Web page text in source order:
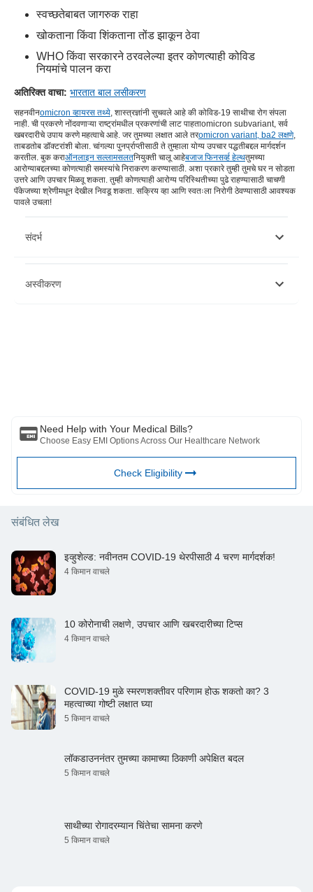
स्वच्छतेबाबत जागरुक राहा
खोकताना किंवा शिंकताना तोंड झाकून ठेवा
WHO किंवा सरकारने ठरवलेल्या इतर कोणत्याही कोविड
नियमांचे पालन करा
अतिरिक्त वाचा: भारतात बाल लसीकरण
सहनवीनomicron व्हायरस तथ्ये, शास्त्रज्ञांनी सुचवले आहे की कोविड-19 साथीचा रोग संपला
नाही. ची प्रकरणे नोंदवणाऱ्या राष्ट्रांमधील प्रकरणांची लाट पाहताomicron subvariant, सर्व
खबरदारीचे उपाय करणे महत्वाचे आहे. जर तुमच्या लक्षात आले तरomicron variant, ba2 लक्षणे,
ताबडतोब डॉक्टरांशी बोला. चांगल्या पुनर्प्राप्तीसाठी ते तुम्हाला योग्य उपचार पद्धतीबद्दल मार्गदर्शन
करतील. बुक कराऑनलाइन सल्लामसलतनियुक्ती चालू आहेबजाज फिनसर्व्ह हेल्थतुमच्या
आरोग्याबद्दलच्या कोणत्याही समस्यांचे निराकरण करण्यासाठी. अशा प्रकारे तुम्ही तुमचे घर न सोडता
उत्तरे आणि उपचार मिळवू शकता. तुम्ही कोणत्याही आरोग्य परिस्थितीच्या पुढे राहण्यासाठी चाचणी
पॅकेजच्या श्रेणीमधून देखील निवडू शकता. सक्रिय व्हा आणि स्वतःला निरोगी ठेवण्यासाठी आवश्यक
पावले उचला!
संदर्भ
https://www.orfonline.org/expert-speak/third-wave-of-the-
अस्वीकरण
Need Help with Your Medical Bills?
Choose Easy EMI Options Across Our Healthcare Network
Check Eligibility
संबंधित लेख
इव्हुशेल्ड: नवीनतम COVID-19 थेरपीसाठी 4 चरण मार्गदर्शक!
4 किमान वाचले
10 कोरोनाची लक्षणे, उपचार आणि खबरदारीच्या टिप्स
4 किमान वाचले
COVID-19 मुळे स्मरणशक्तीवर परिणाम होऊ शकतो का? 3
महत्वाच्या गोष्टी लक्षात घ्या
5 किमान वाचले
लॉकडाउननंतर तुमच्या कामाच्या ठिकाणी अपेक्षित बदल
5 किमान वाचले
साथीच्या रोगादरम्यान चिंतेचा सामना करणे
5 किमान वाचले